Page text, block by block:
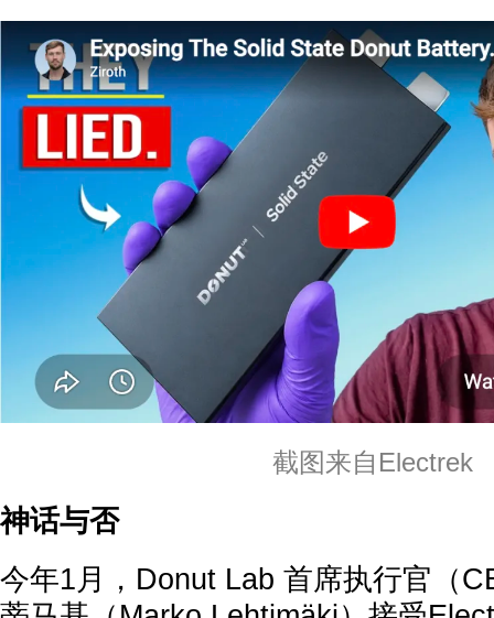
截图来自Electrek
神话与否
今年1月，Donut Lab 首席执行官（